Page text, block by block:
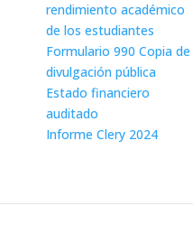
rendimiento académico
de los estudiantes
Formulario 990 Copia de
divulgación pública
Estado financiero
auditado
Informe Clery 2024